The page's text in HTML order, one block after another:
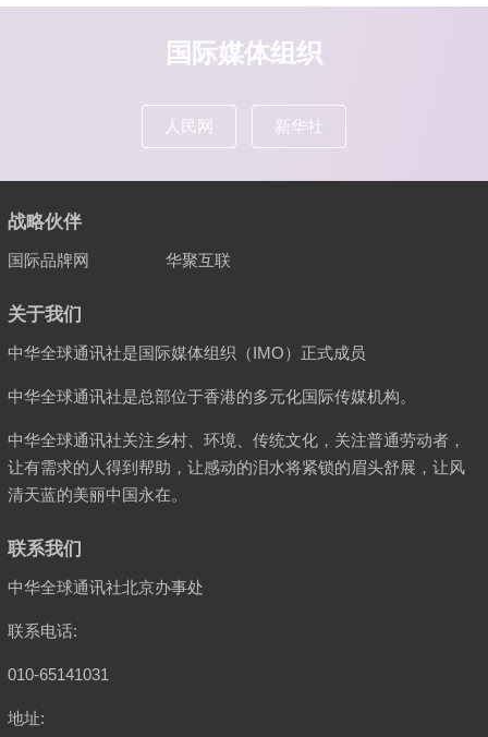
国际媒体组织
人民网 新华社
战略伙伴
国际品牌网 华聚互联
关于我们
中华全球通讯社是国际媒体组织（IMO）正式成员
中华全球通讯社是总部位于香港的多元化国际传媒机构。
中华全球通讯社关注乡村、环境、传统文化，关注普通劳动者，
让有需求的人得到帮助，让感动的泪水将紧锁的眉头舒展，让风
清天蓝的美丽中国永在。
联系我们
中华全球通讯社北京办事处
联系电话:
010-65141031
地址: